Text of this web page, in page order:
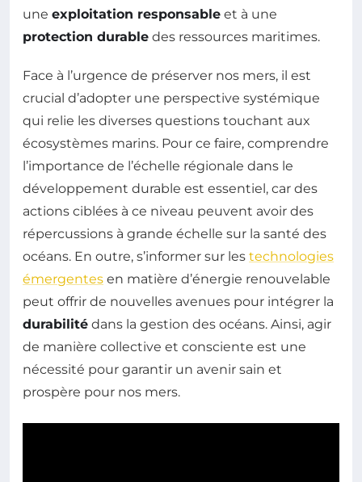
une exploitation responsable et à une
protection durable des ressources maritimes.
Face à l’urgence de préserver nos mers, il est
crucial d’adopter une perspective systémique
qui relie les diverses questions touchant aux
écosystèmes marins. Pour ce faire, comprendre
l’importance de l’échelle régionale dans le
développement durable est essentiel, car des
actions ciblées à ce niveau peuvent avoir des
répercussions à grande échelle sur la santé des
océans. En outre, s’informer sur les technologies
émergentes en matière d’énergie renouvelable
peut offrir de nouvelles avenues pour intégrer la
durabilité dans la gestion des océans. Ainsi, agir
de manière collective et consciente est une
nécessité pour garantir un avenir sain et
prospère pour nos mers.